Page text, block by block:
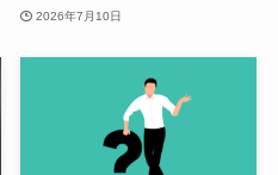
2026年7月10日